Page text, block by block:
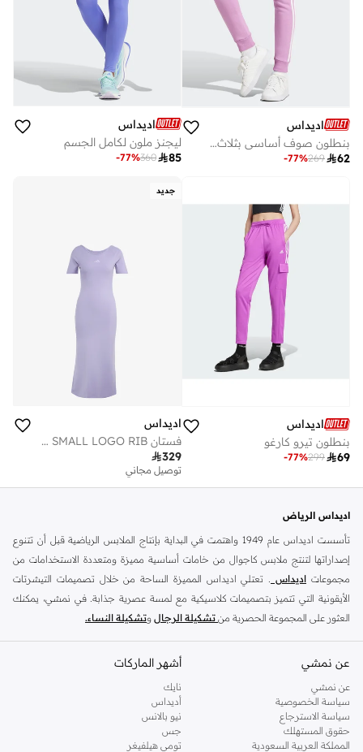
اديداس
بنطلون صوف أساسي بثلاث خطوط
62
269
-77%
اديداس
ليجنز ملون لكامل الجسم
85
360
-77%
اديداس
بنطلون تيرو كارغو
69
299
-77%
جديد
اديداس
فستان ADIDAS KIT SMALL LOGO RIB
329
توصيل مجاني
اديداس الرياض
تأسست اديداس عام 1949 واهتمت في البداية بإنتاج الملابس الرياضية قبل أن تتنوع
إصداراتها لتنتج ملابس كاجوال من خامات أساسية مميزة ومتعددة الاستخدامات من
مجموعات اديداس
. تعتلي اديداس المميزة الساحة من خلال تصميمات التيشرتات
الأيقونية التي تتميز بتصميمات كلاسيكية مع لمسة عصرية جذابة. في نمشي، يمكنك
العثور على المجموعة الحصرية من تشكيلة الرجال وتشكيلة النساء.
من خلال دمج الموضة واللياقة البدنية ، توفر أديداس ملابس رياضية يومية عملية أو
أحذية رياضية مثل
اديداس بريداتور . سواء كنت تقوم برياضة الجري
الصباحية ، أو جلسة تمارين مكثفة ، أو تصل إلى أحدث فصول التمارين الرياضية ، فهذه
العلامة التجارية الشهيرة تحتوي على مجموعة كاملة من الملابس والحقائب
والاكسسوارات المثالية عند بذل الجهد او خلال البرودة وكل شيء بينهما. ابحث عن
المظهر الكلاسيكي للأشرطة الثلاثية الذي لا يزال يمثل الموضة الأساسية منذ عقود خلت ،
عن نمشي
عن نمشي
سياسة الخصوصية
سياسة الاسترجاع
حقوق المستهلك
المملكة العربية السعودية
أشهر الماركات
نايك
أديداس
نيو بالانس
جس
تومي هيلفيغر